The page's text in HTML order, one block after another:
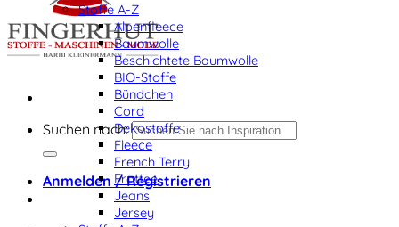
Suchen nach:
Anmelden / Registrieren
Stoffe A-Z
Alpenfleece
Baumwolle
Beschichtete Baumwolle
BIO-Stoffe
Bündchen
Cord
Dekostoffe
Fleece
French Terry
Frottee
Jeans
Jersey